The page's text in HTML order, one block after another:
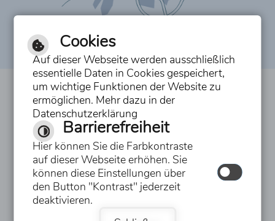
Inhalt
Impressum
Datenschutzerklärung
Erklärung zur Barrierefreiheit
Hilfe
Cookies
Auf dieser Webseite werden ausschließlich
essentielle Daten in Cookies gespeichert,
um wichtige Funktionen der Website zu
ermöglichen. Mehr dazu in der
Datenschutzerklärung
Barrierefreiheit
Hier können Sie die Farbkontraste
auf dieser Webseite erhöhen. Sie
können diese Einstellungen über
den Button "Kontrast" jederzeit
deaktivieren.